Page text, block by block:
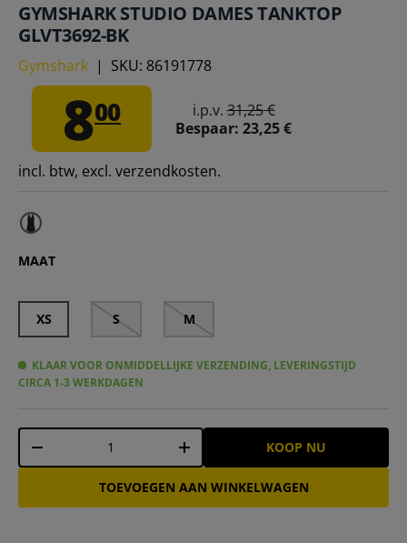
GYMSHARK STUDIO DAMES TANKTOP
GLVT3692-BK
Gymshark | SKU: 86191778
800 i.p.v.31,25 €
Bespaar: 23,25 €
incl. btw, excl. verzendkosten.
MAAT
XS S M
KLAAR VOOR ONMIDDELLIJKE VERZENDING, LEVERINGSTIJD
CIRCA 1-3 WERKDAGEN
Aantal
-
+ KOOP NU
TOEVOEGEN AAN WINKELWAGEN